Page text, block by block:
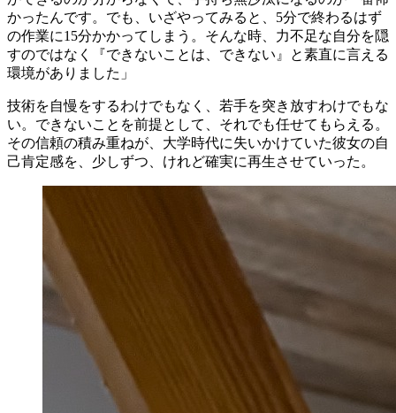
かったんです。でも、いざやってみると、5分で終わるはず
の作業に15分かかってしまう。そんな時、力不足な自分を隠
すのではなく『できないことは、できない』と素直に言える
環境がありました」
技術を自慢をするわけでもなく、若手を突き放すわけでもな
い。できないことを前提として、それでも任せてもらえる。
その信頼の積み重ねが、大学時代に失いかけていた彼女の自
己肯定感を、少しずつ、けれど確実に再生させていった。